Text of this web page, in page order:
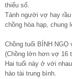
thiểu số.
Tánh người vợ hay
chồng hòa hạp, chung
Chồng tuổi BÍNH
(Chồng lớn hơn vợ 16
Hai tuổi này ở với
hào tài trung bình.